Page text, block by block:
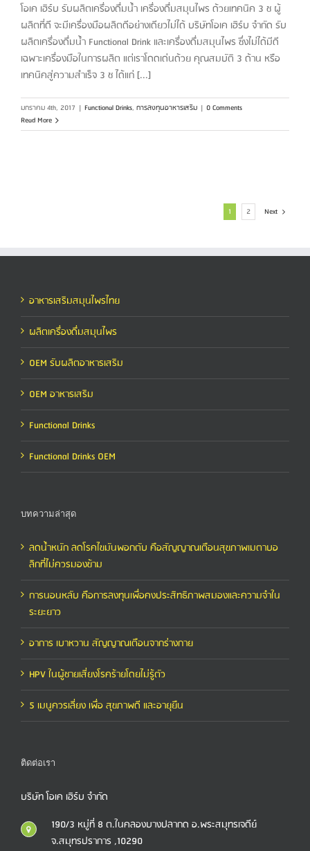
โอเค เฮิร์บ รับผลิตเครื่องดื่มน้ำ เครื่องดื่มสมุนไพร ด้วยเทคนิค 3 ช ผู้
ผลิตที่ดี จะมีเครื่องมือผลิตดีอย่างเดียวไม่ได้ บริษัทโอเค เฮิร์บ จำกัด รับ
ผลิตเครื่องดื่มน้ำ Functional Drink และเครื่องดื่มสมุนไพร ซึ่งไม่ได้มีดี
เฉพาะเครื่องมือในการผลิต แต่เราโดดเด่นด้วย คุณสมบัติ 3 ด้าน หรือ
เทคนิคสู่ความสำเร็จ 3 ช ได้แก่ [...]
มกราคม 4th, 2017 | Functional Drinks, การลงทุนอาหารเสริม | 0 Comments
Read More
1 2 Next
อาหารเสริมสมุนไพรไทย
ผลิตเครื่องดื่มสมุนไพร
OEM รับผลิตอาหารเสริม
OEM อาหารเสริม
Functional Drinks
Functional Drinks OEM
บทความล่าสุด
ลดน้ำหนัก ลดโรคไขมันพอกตับ คือสัญญาณเตือนสุขภาพเมตาบอ
ลิกที่ไม่ควรมองข้าม
การนอนหลับ คือการลงทุนเพื่อคงประสิทธิภาพสมองและความจำใน
ระยะยาว
อาการ เบาหวาน สัญญาณเตือนจากร่างกาย
HPV ในผู้ชายเสี่ยงโรคร้ายโดยไม่รู้ตัว
5 เมนูควรเลี่ยง เพื่อ สุขภาพดี และอายุยืน
ติดต่อเรา
บริษัท โอเค เฮิร์บ จำกัด
190/3 หมู่ที่ 8 ต.ในคลองบางปลากด อ.พระสมุทรเจดีย์
จ.สมุทรปราการ ,10290